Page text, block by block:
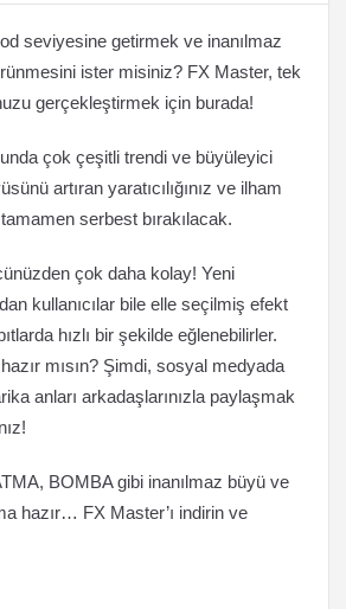
seviyesine getirmek ve inanılmaz
ister misiniz? FX Master, tek
gerçekleştirmek için burada!
çok çeşitli trendi ve büyüleyici
artıran yaratıcılığınız ve ilham
serbest bırakılacak.
çok daha kolay! Yeni
kullanıcılar bile elle seçilmiş efekt
hızlı bir şekilde eğlenebilirler.
mısın? Şimdi, sosyal medyada
anları arkadaşlarınızla paylaşmak
BOMBA gibi inanılmaz büyü ve
hazır… FX Master’ı indirin ve